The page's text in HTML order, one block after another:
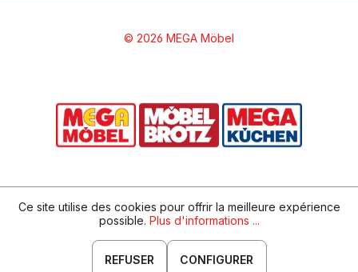
© 2026 MEGA Möbel
Ce site utilise des cookies pour offrir la meilleure expérience
possible. Plus d'informations ...
REFUSER CONFIGURER